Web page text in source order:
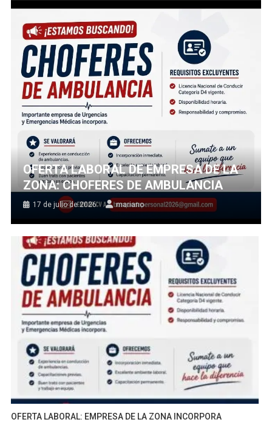
OFERTA LABORAL DE EMPRESA DE LA
ZONA: CHOFERES DE AMBULANCIA
17 de julio de 2026 mariano
OFERTA LABORAL: EMPRESA DE LA ZONA INCORPORA